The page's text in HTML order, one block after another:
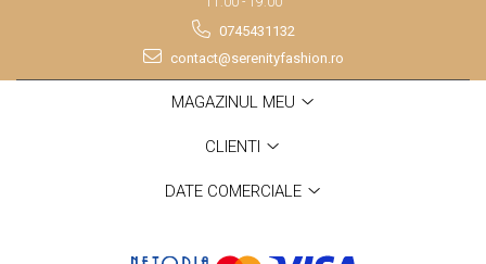
0745431132
contact@serenityfashion.ro
MAGAZINUL MEU
CLIENTI
DATE COMERCIALE